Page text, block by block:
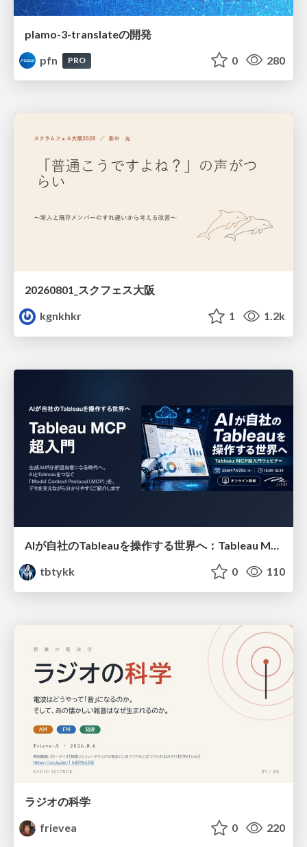
plamo-3-translateの開発
pfn
PRO 0 280
20260801_スクフェス大阪
kgnkhkr
1 1.2k
AIが自社のTableauを操作する世界へ：Tableau MCP超入門
tbtykk
0 110
ラジオの科学
frievea
0 220